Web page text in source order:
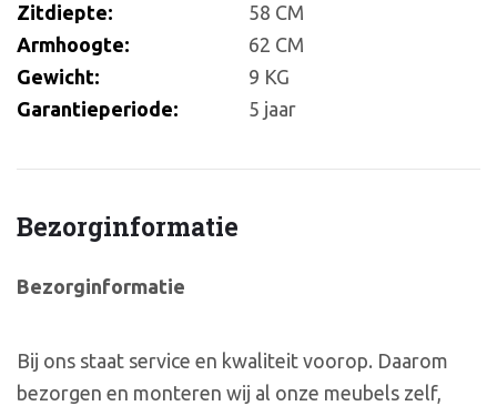
Zitdiepte:
58 CM
Armhoogte:
62 CM
Gewicht:
9 KG
Garantieperiode:
5 jaar
Bezorginformatie
Bezorginformatie
Bij ons staat service en kwaliteit voorop. Daarom
bezorgen en monteren wij al onze meubels zelf,